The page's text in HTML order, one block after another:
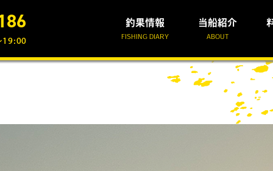
釣果情報
FISHING DIARY
当船紹介
ABOUT